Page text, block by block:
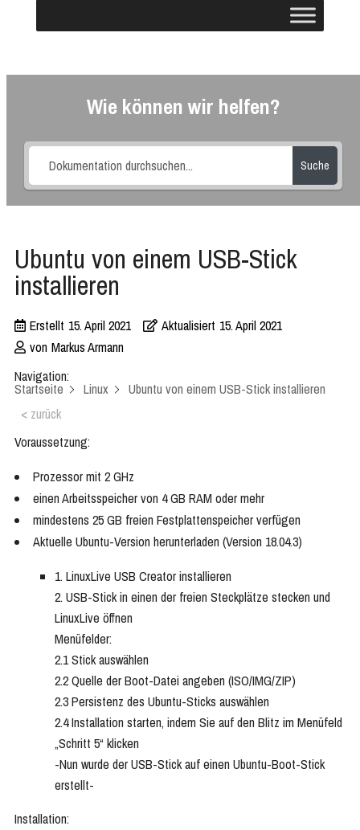
Wie können wir helfen?
Suche
Ubuntu von einem USB-Stick
installieren
Erstellt 15. April 2021 Aktualisiert 15. April 2021
von Markus Armann
Navigation:
Startseite Linux
Ubuntu von einem USB-Stick installieren
< zurück
Voraussetzung:
Prozessor mit 2 GHz
einen Arbeitsspeicher von 4 GB RAM oder mehr
mindestens 25 GB freien Festplattenspeicher verfügen
Aktuelle Ubuntu-Version herunterladen (Version 18.04.3)
1. LinuxLive USB Creator installieren
2. USB-Stick in einen der freien Steckplätze stecken und
LinuxLive öffnen
Menüfelder:
2.1 Stick auswählen
2.2 Quelle der Boot-Datei angeben (ISO/IMG/ZIP)
2.3 Persistenz des Ubuntu-Sticks auswählen
2.4 Installation starten, indem Sie auf den Blitz im Menüfeld
„Schritt 5“ klicken
-Nun wurde der USB-Stick auf einen Ubuntu-Boot-Stick
erstellt-
Installation: